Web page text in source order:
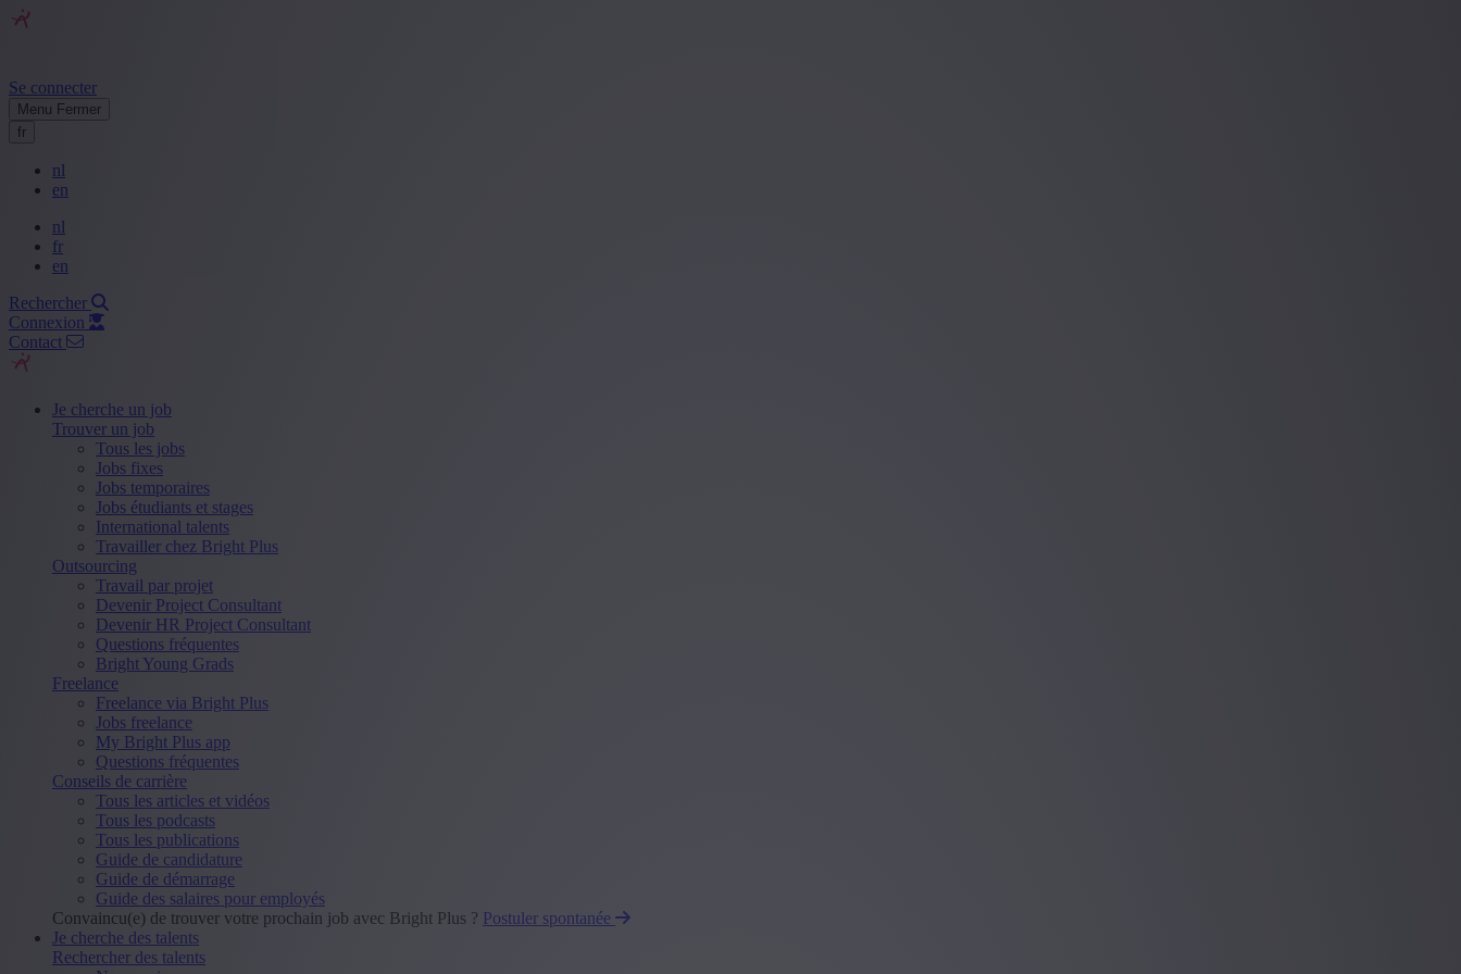
Se connecter
Menu Fermer
fr
nl
en
nl
fr
en
Rechercher
Connexion
Contact
Je cherche un job
Trouver un job
Tous les jobs
Jobs fixes
Jobs temporaires
Jobs étudiants et stages
International talents
Travailler chez Bright Plus
Outsourcing
Travail par projet
Devenir Project Consultant
Devenir HR Project Consultant
Questions fréquentes
Bright Young Grads
Freelance
Freelance via Bright Plus
Jobs freelance
My Bright Plus app
Questions fréquentes
Conseils de carrière
Tous les articles et vidéos
Tous les podcasts
Tous les publications
Guide de candidature
Guide de démarrage
Guide des salaires pour employés
Convaincu(e) de trouver votre prochain job avec Bright Plus ? Postuler spontanée
Je cherche des talents
Rechercher des talents